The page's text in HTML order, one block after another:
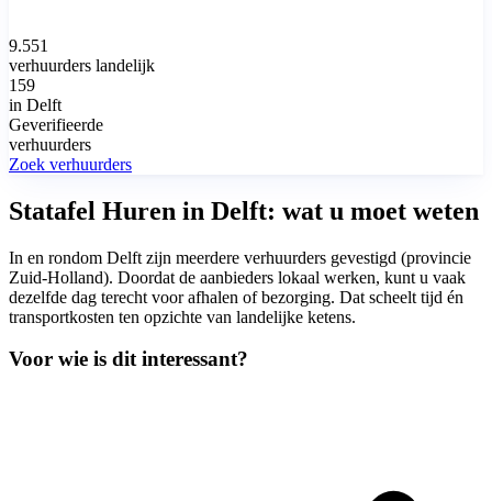
9.551
verhuurders landelijk
159
in Delft
Geverifieerde
verhuurders
Zoek verhuurders
Statafel Huren in Delft: wat u moet weten
In en rondom Delft zijn meerdere verhuurders gevestigd (provincie
Zuid-Holland). Doordat de aanbieders lokaal werken, kunt u vaak
dezelfde dag terecht voor afhalen of bezorging. Dat scheelt tijd én
transportkosten ten opzichte van landelijke ketens.
Voor wie is dit interessant?